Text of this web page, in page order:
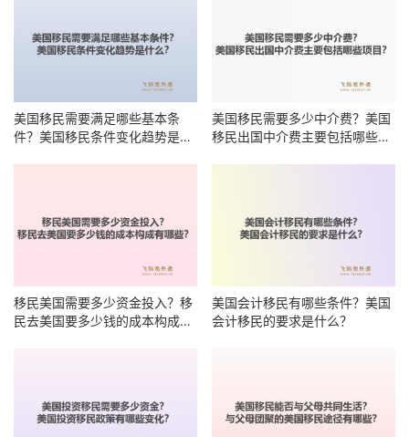
美国移民需要满足哪些基本条
件？美国移民条件变化趋势是什
美国移民需要多少中介费？美国
移民出国中介费主要包括哪些项
移民美国需要多少资金投入？移
民去美国要多少钱的成本构成有
美国会计移民有哪些条件？美国
会计移民的要求是什么？